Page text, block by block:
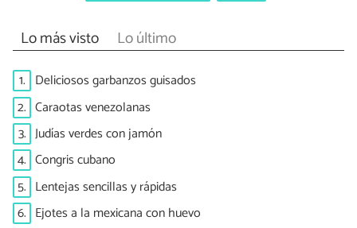
Lo más visto Lo último
1. Deliciosos garbanzos guisados
2. Caraotas venezolanas
3. Judías verdes con jamón
4. Congris cubano
5. Lentejas sencillas y rápidas
6. Ejotes a la mexicana con huevo